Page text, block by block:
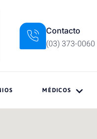
Contacto
(03) 373-0060
MÉDICOS